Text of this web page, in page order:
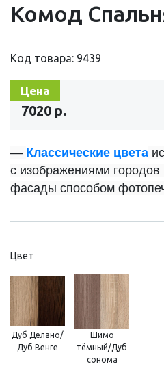
Комод
Код товара: 9439
Цена
7020 р.
— Классические цвета
с изображениями
фасады способом
Цвет
Дуб Делано/
Дуб Венге
Шимо
тёмный/Дуб
сонома